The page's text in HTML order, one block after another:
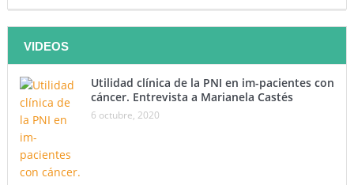
VIDEOS
Utilidad clínica de la PNI en im-pacientes con
cáncer. Entrevista a Marianela Castés
6 octubre, 2020